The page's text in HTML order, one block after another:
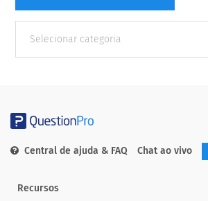
Categorias
Central de ajuda & FAQ Chat ao vivo
Recursos